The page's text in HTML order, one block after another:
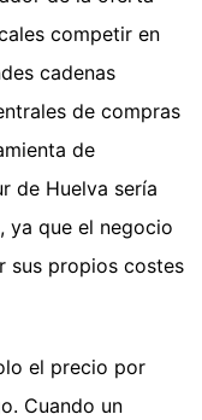
competir en
cadenas
de compras
de
de Huelva sería
ya que el negocio
sus propios costes
el precio por
Cuando un